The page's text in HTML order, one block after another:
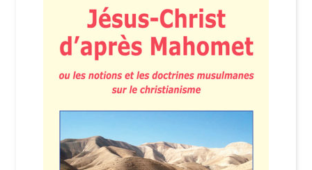
Livres de Philippe Randa
Login Customizer
Newsletter
Politique de confidentialité et cookies
Qui sommes-nous ?